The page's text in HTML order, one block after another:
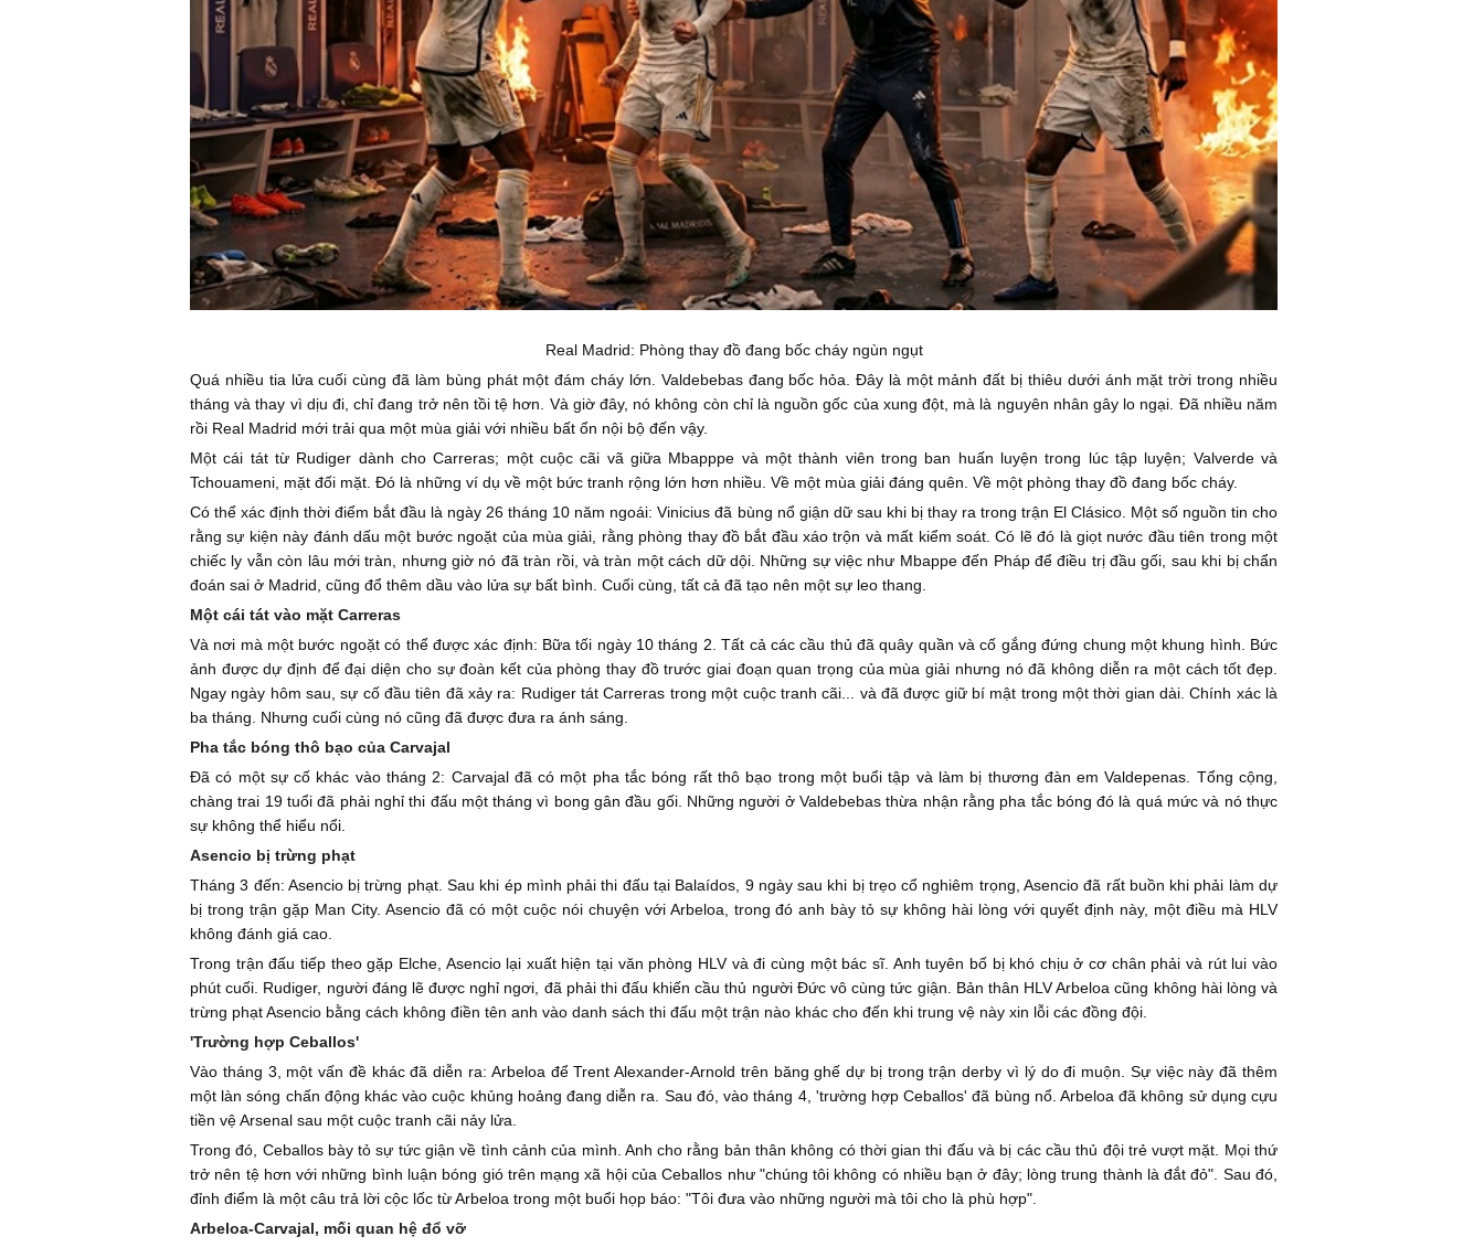
Real Madrid: Phòng thay đồ đang bốc cháy ngùn ngụt
Quá nhiều tia lửa cuối cùng đã làm bùng phát một đám cháy lớn. Valdebebas đang bốc hỏa. Đây là một mảnh đất bị thiêu dưới ánh mặt trời trong nhiều
tháng và thay vì dịu đi, chỉ đang trở nên tồi tệ hơn. Và giờ đây, nó không còn chỉ là nguồn gốc của xung đột, mà là nguyên nhân gây lo ngại. Đã nhiều năm
rồi Real Madrid mới trải qua một mùa giải với nhiều bất ổn nội bộ đến vậy.
Một cái tát từ Rudiger dành cho Carreras; một cuộc cãi vã giữa Mbapppe và một thành viên trong ban huấn luyện trong lúc tập luyện; Valverde và
Tchouameni, mặt đối mặt. Đó là những ví dụ về một bức tranh rộng lớn hơn nhiều. Về một mùa giải đáng quên. Về một phòng thay đồ đang bốc cháy.
Có thể xác định thời điểm bắt đầu là ngày 26 tháng 10 năm ngoái: Vinicius đã bùng nổ giận dữ sau khi bị thay ra trong trận El Clásico. Một số nguồn tin cho
rằng sự kiện này đánh dấu một bước ngoặt của mùa giải, rằng phòng thay đồ bắt đầu xáo trộn và mất kiểm soát. Có lẽ đó là giọt nước đầu tiên trong một
chiếc ly vẫn còn lâu mới tràn, nhưng giờ nó đã tràn rồi, và tràn một cách dữ dội. Những sự việc như Mbappe đến Pháp để điều trị đầu gối, sau khi bị chẩn
đoán sai ở Madrid, cũng đổ thêm dầu vào lửa sự bất bình. Cuối cùng, tất cả đã tạo nên một sự leo thang.
Một cái tát vào mặt Carreras
Và nơi mà một bước ngoặt có thể được xác định: Bữa tối ngày 10 tháng 2. Tất cả các cầu thủ đã quây quần và cố gắng đứng chung một khung hình. Bức
ảnh được dự định để đại diện cho sự đoàn kết của phòng thay đồ trước giai đoạn quan trọng của mùa giải nhưng nó đã không diễn ra một cách tốt đẹp.
Ngay ngày hôm sau, sự cố đầu tiên đã xảy ra: Rudiger tát Carreras trong một cuộc tranh cãi... và đã được giữ bí mật trong một thời gian dài. Chính xác là
ba tháng. Nhưng cuối cùng nó cũng đã được đưa ra ánh sáng.
Pha tắc bóng thô bạo của Carvajal
Đã có một sự cố khác vào tháng 2: Carvajal đã có một pha tắc bóng rất thô bạo trong một buổi tập và làm bị thương đàn em Valdepenas. Tổng cộng,
chàng trai 19 tuổi đã phải nghỉ thi đấu một tháng vì bong gân đầu gối. Những người ở Valdebebas thừa nhận rằng pha tắc bóng đó là quá mức và nó thực
sự không thể hiểu nổi.
Asencio bị trừng phạt
Tháng 3 đến: Asencio bị trừng phạt. Sau khi ép mình phải thi đấu tại Balaídos, 9 ngày sau khi bị trẹo cổ nghiêm trọng, Asencio đã rất buồn khi phải làm dự
bị trong trận gặp Man City. Asencio đã có một cuộc nói chuyện với Arbeloa, trong đó anh bày tỏ sự không hài lòng với quyết định này, một điều mà HLV
không đánh giá cao.
Trong trận đấu tiếp theo gặp Elche, Asencio lại xuất hiện tại văn phòng HLV và đi cùng một bác sĩ. Anh tuyên bố bị khó chịu ở cơ chân phải và rút lui vào
phút cuối. Rudiger, người đáng lẽ được nghỉ ngơi, đã phải thi đấu khiến cầu thủ người Đức vô cùng tức giận. Bản thân HLV Arbeloa cũng không hài lòng và
trừng phạt Asencio bằng cách không điền tên anh vào danh sách thi đấu một trận nào khác cho đến khi trung vệ này xin lỗi các đồng đội.
'Trường hợp Ceballos'
Vào tháng 3, một vấn đề khác đã diễn ra: Arbeloa để Trent Alexander-Arnold trên băng ghế dự bị trong trận derby vì lý do đi muộn. Sự việc này đã thêm
một làn sóng chấn động khác vào cuộc khủng hoảng đang diễn ra. Sau đó, vào tháng 4, 'trường hợp Ceballos' đã bùng nổ. Arbeloa đã không sử dụng cựu
tiền vệ Arsenal sau một cuộc tranh cãi nảy lửa.
Trong đó, Ceballos bày tỏ sự tức giận về tình cảnh của mình. Anh cho rằng bản thân không có thời gian thi đấu và bị các cầu thủ đội trẻ vượt mặt. Mọi thứ
trở nên tệ hơn với những bình luận bóng gió trên mạng xã hội của Ceballos như "chúng tôi không có nhiều bạn ở đây; lòng trung thành là đắt đỏ". Sau đó,
đỉnh điểm là một câu trả lời cộc lốc từ Arbeloa trong một buổi họp báo: "Tôi đưa vào những người mà tôi cho là phù hợp".
Arbeloa-Carvajal, mối quan hệ đổ vỡ